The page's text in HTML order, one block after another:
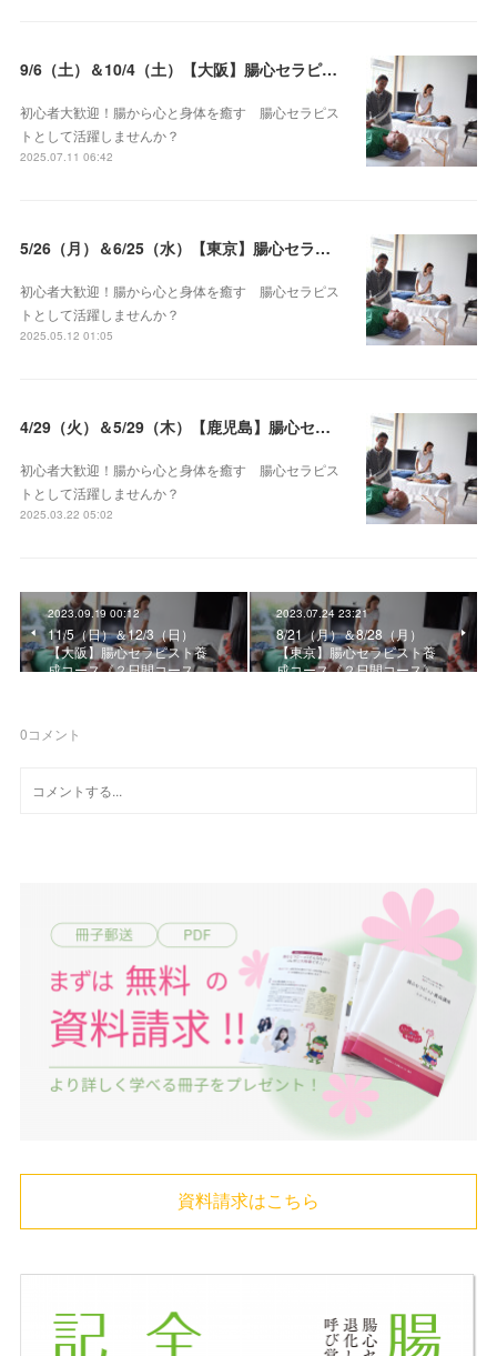
9/6（土）＆10/4（土）【大阪】腸心セラピスト養成コース《２日間コース》開講決定
初心者大歓迎！腸から心と身体を癒す 腸心セラピス
トとして活躍しませんか？
2025.07.11 06:42
5/26（月）＆6/25（水）【東京】腸心セラピスト養成コース《２日間コース》開講決定
初心者大歓迎！腸から心と身体を癒す 腸心セラピス
トとして活躍しませんか？
2025.05.12 01:05
4/29（火）＆5/29（木）【鹿児島】腸心セラピスト養成コース《２日間コース》開講決定
初心者大歓迎！腸から心と身体を癒す 腸心セラピス
トとして活躍しませんか？
2025.03.22 05:02
2023.09.19 00:12
11/5（日）＆12/3（日）
【大阪】腸心セラピスト養
成コース《２日間コース…
2023.07.24 23:21
8/21（月）＆8/28（月）
【東京】腸心セラピスト養
成コース《２日間コース》
0コメント
資料請求はこちら